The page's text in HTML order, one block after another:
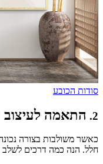
סודות הכובע
2. התאמה לעיצוב
כאשר משולבות בצורה
חלל. הנה כמה דרכים לשלב